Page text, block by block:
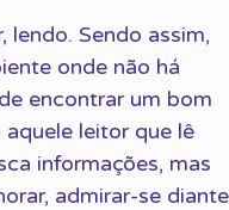
lendo. Sendo assim,
onde não há
encontrar um bom
leitor que lê
informações, mas
admirar-se diante